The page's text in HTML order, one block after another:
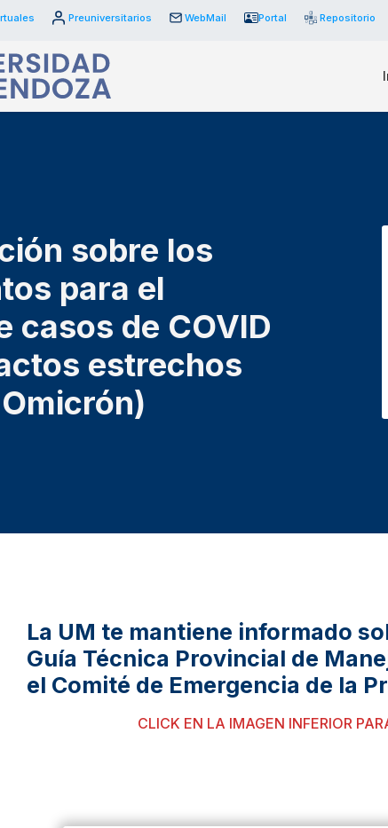
Preuniversitarios WebMail Portal Repositorio
sobre los
para el
casos de COVID
estrechos
La UM te mantiene informado
Guía Técnica Provincial de
el Comité de Emergencia de la
CLICK EN LA IMAGEN INFERIOR